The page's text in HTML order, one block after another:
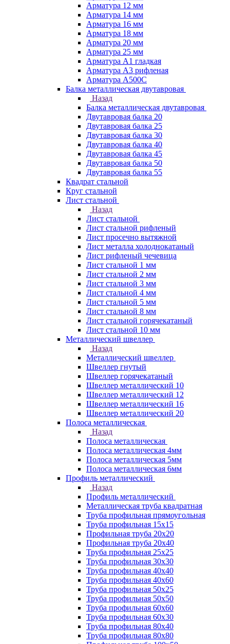
Арматура 12 мм
Арматура 14 мм
Арматура 16 мм
Арматура 18 мм
Арматура 20 мм
Арматура 25 мм
Арматура А1 гладкая
Арматура А3 рифленая
Арматура А500С
Балка металлическая двутавровая
Назад
Балка металлическая двутавровая
Двутавровая балка 20
Двутавровая балка 25
Двутавровая балка 30
Двутавровая балка 40
Двутавровая балка 45
Двутавровая балка 50
Двутавровая балка 55
Квадрат стальной
Круг стальной
Лист стальной
Назад
Лист стальной
Лист стальной рифленый
Лист просечно вытяжной
Лист металла холоднокатаный
Лист рифленый чечевица
Лист стальной 1 мм
Лист стальной 2 мм
Лист стальной 3 мм
Лист стальной 4 мм
Лист стальной 5 мм
Лист стальной 8 мм
Лист стальной горячекатаный
Лист стальной 10 мм
Металлический швеллер
Назад
Металлический швеллер
Швеллер гнутый
Швеллер горячекатаный
Швеллер металлический 10
Швеллер металлический 12
Швеллер металлический 16
Швеллер металлический 20
Полоса металлическая
Назад
Полоса металлическая
Полоса металлическая 4мм
Полоса металлическая 5мм
Полоса металлическая 6мм
Профиль металлический
Назад
Профиль металлический
Металлическая труба квадратная
Труба профильная прямоугольная
Труба профильная 15х15
Профильная труба 20х20
Профильная труба 20х40
Труба профильная 25х25
Труба профильная 30x30
Труба профильная 40х40
Труба профильная 40х60
Труба профильная 50х25
Труба профильная 50х50
Труба профильная 60x60
Труба профильная 60х30
Труба профильная 80х40
Труба профильная 80х80